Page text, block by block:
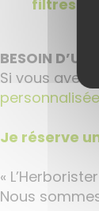
filtres
BESOIN D’UN
Si vous avez
personnalisée
Je réserve
«
Nous